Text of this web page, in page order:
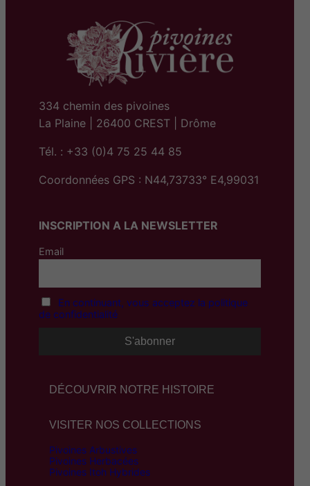
334 chemin des pivoines
La Plaine | 26400 CREST | Drôme
Tél. : +33 (0)4 75 25 44 85
Coordonnées GPS : N44,73733° E4,99031
INSCRIPTION A LA NEWSLETTER
Email
En continuant, vous acceptez la politique
de confidentialité
DÉCOUVRIR NOTRE HISTOIRE
VISITER NOS COLLECTIONS
Pivoines Arbustives
Pivoines Herbacées
Pivoines Itoh Hybrides